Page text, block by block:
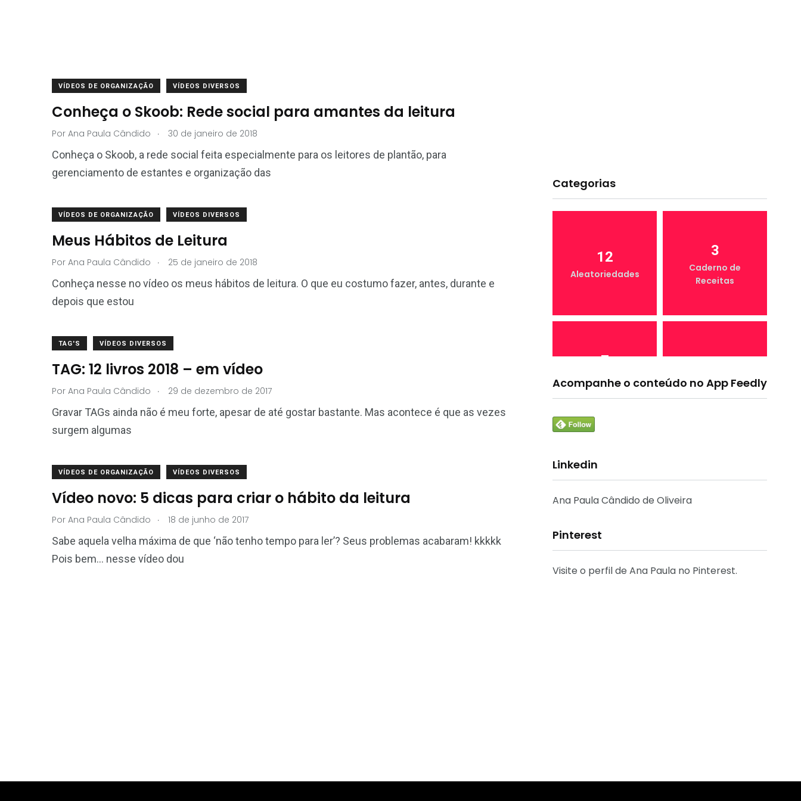
VÍDEOS DE ORGANIZAÇÃO VÍDEOS DIVERSOS
Conheça o Skoob: Rede social para amantes da leitura
Por Ana Paula Cândido . 30 de janeiro de 2018
Conheça o Skoob, a rede social feita especialmente para os leitores de plantão, para
gerenciamento de estantes e organização das
VÍDEOS DE ORGANIZAÇÃO VÍDEOS DIVERSOS
Meus Hábitos de Leitura
Por Ana Paula Cândido . 25 de janeiro de 2018
Conheça nesse no vídeo os meus hábitos de leitura. O que eu costumo fazer, antes, durante e
depois que estou
TAG'S VÍDEOS DIVERSOS
TAG: 12 livros 2018 – em vídeo
Por Ana Paula Cândido . 29 de dezembro de 2017
Gravar TAGs ainda não é meu forte, apesar de até gostar bastante. Mas acontece é que as vezes
surgem algumas
VÍDEOS DE ORGANIZAÇÃO VÍDEOS DIVERSOS
Vídeo novo: 5 dicas para criar o hábito da leitura
Por Ana Paula Cândido . 18 de junho de 2017
Sabe aquela velha máxima de que ‘não tenho tempo para ler’? Seus problemas acabaram! kkkkk
Pois bem… nesse vídeo dou
Categorias
12
Aleatoriedades
3
Caderno de
Receitas
7
Canal Conta
Comigo
Conta Comigo MEI
33
Reflexões
Acompanhe o conteúdo no App Feedly
Linkedin
Ana Paula Cândido de Oliveira
Pinterest
Visite o perfil de Ana Paula no Pinterest.